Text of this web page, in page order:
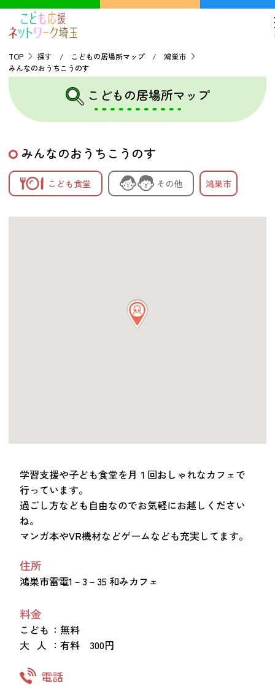
新着情報 音声読み上げお問い合わせ
TOP
こどもの貧困について
探す
こどもの居場所マップ
TOP
探す / こどもの居場所マップ / 鴻巣市
みんなのおうちこうのす
こどもの居場所マップ
みんなのおうちこうのす
こども食堂 その他 鴻巣市
学習支援や子ども食堂を月１回おしゃれなカフェで
行っています。
過ごし方なども自由なのでお気軽にお越しください
ね。
マンガ本やVR機材などゲームなども充実してます。
住所
鴻巣市雷電1－3－35 和みカフェ
料金
こども ：無料
大 人 ：有料 300円
電話